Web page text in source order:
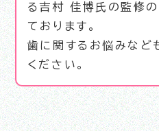
る吉村 佳博氏の監修の
ております。
歯に関するお悩みなど
ください。